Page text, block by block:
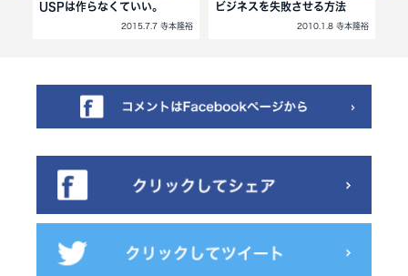
USPは作らなくていい。
2015.7.7 寺本隆裕
ビジネスを失敗させる方法
2010.1.8 寺本隆裕